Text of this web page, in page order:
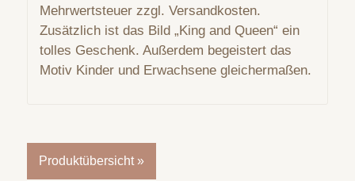
Mehrwertsteuer zzgl. Versandkosten.
Zusätzlich ist das Bild „King and Queen“ ein
tolles Geschenk. Außerdem begeistert das
Motiv Kinder und Erwachsene gleichermaßen.
Produktübersicht »